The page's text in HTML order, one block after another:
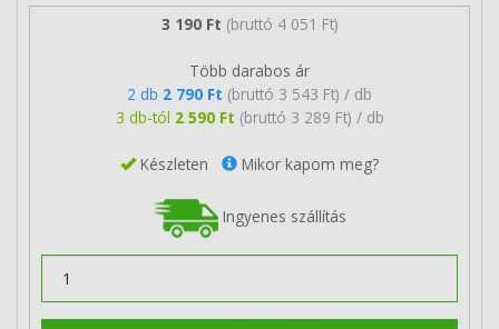
3 190 Ft (bruttó 4 051 Ft)
Több darabos ár
2 db 2 790 Ft (bruttó 3 543 Ft) / db
3 db-tól 2 590 Ft (bruttó 3 289 Ft) / db
Készleten Mikor kapom meg?
Ingyenes szállítás